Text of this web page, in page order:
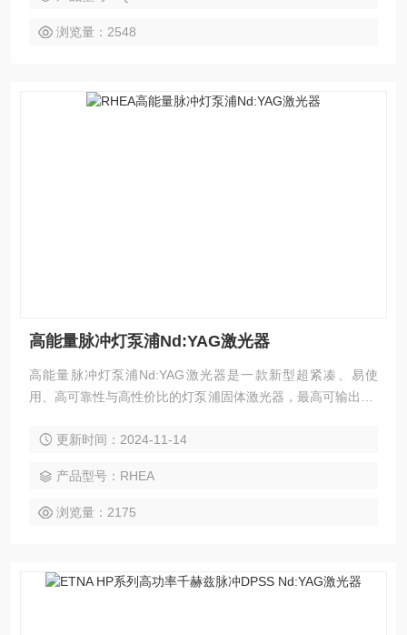
术，方便有效的集成智能平台。
浏览量：2548
高能量脉冲灯泵浦Nd:YAG激光器
高能量脉冲灯泵浦Nd:YAG激光器是一款新型超紧凑、易使
用、高可靠性与高性价比的灯泵浦固体激光器，最高可输出8 J
可变反射率镜设计的光学谐振腔提高了输出能量密度，在近场
更新时间：2024-11-14
产品型号：RHEA
浏览量：2175